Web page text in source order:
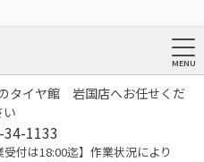
タイヤ館 岩国店へお任せくだ
い
1133
付は18:00迄】作業状況により